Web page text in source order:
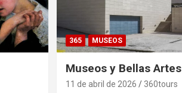
365 MUSEOS
Museos y Bellas Artes
11 de abril de 2026 360tours